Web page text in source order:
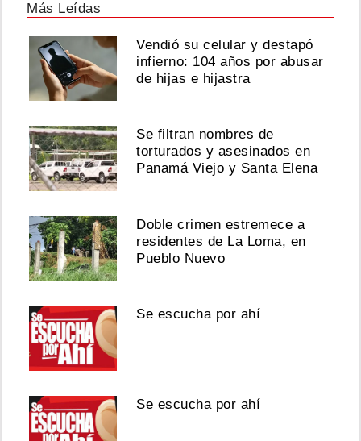
Más Leídas
Vendió su celular y destapó
infierno: 104 años por abusar
de hijas e hijastra
Se filtran nombres de
torturados y asesinados en
Panamá Viejo y Santa Elena
Doble crimen estremece a
residentes de La Loma, en
Pueblo Nuevo
Se escucha por ahí
Se escucha por ahí